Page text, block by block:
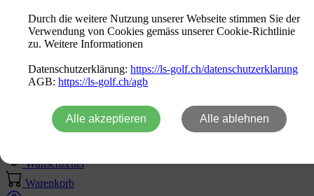
Marken
Neuheiten
Sale Out
Logo Produkte
Fachhändler
Home
Wunschzettel
Warenkorb
Durch die weitere Nutzung unserer Webseite stimmen Sie der
Verwendung von Cookies gemäss unserer Cookie-Richtlinie
zu. Weitere Informationen
Datenschutzerklärung: https://ls-golf.ch/datenschutzerklarung
AGB: https://ls-golf.ch/agb
Alle akzeptieren Alle ablehnen